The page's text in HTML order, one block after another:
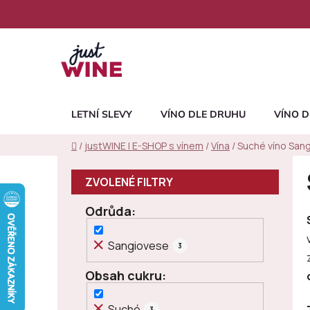
LETNÍ SLEVY VÍNO DLE DRUHU VÍNO
Domů
/ justWINE | E-SHOP s vínem /Vína /Suché víno
Odrůda
Sangiovese 3
Obsah cukru